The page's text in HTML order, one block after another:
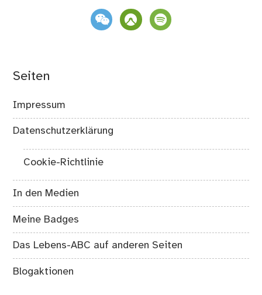
weixin komootspotify
Seiten
Impressum
Datenschutzerklärung
Cookie-Richtlinie
In den Medien
Meine Badges
Das Lebens-ABC auf anderen Seiten
Blogaktionen